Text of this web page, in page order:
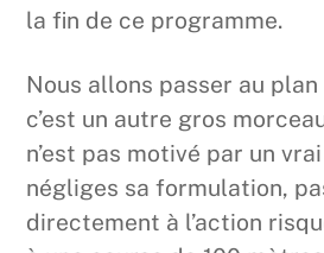
la fin de ce programme.
Nous allons passer au plan
c’est un autre gros
n’est pas motivé par un
négliges sa formulation,
directement à l’action